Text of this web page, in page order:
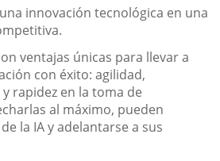
innovación tecnológica en una
ventajas únicas para llevar a
con éxito: agilidad,
rapidez en la toma de
al máximo, pueden
la IA y adelantarse a sus